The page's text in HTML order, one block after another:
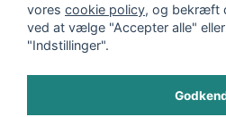
vores cookie policy, og bekræft
ved at vælge "Accepter alle"
"Indstillinger".